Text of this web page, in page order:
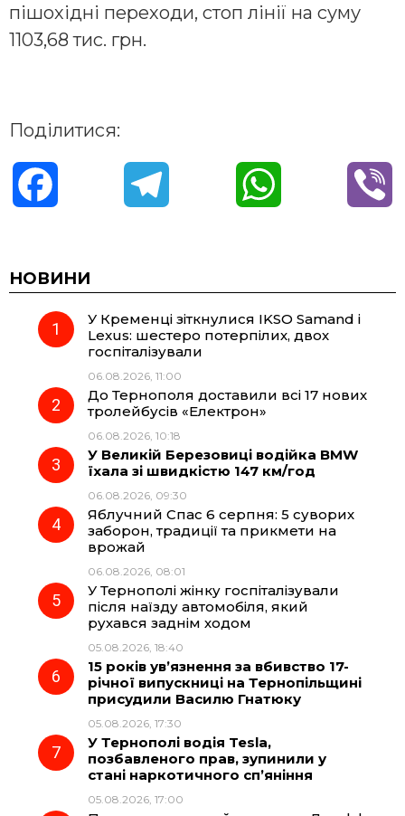
пішохідні переходи, стоп лінії на суму
1103,68 тис. грн.
Поділитися:
c
e
o
o
e
r
a
m
t
p
НОВИНИ
У Кременці зіткнулися IKSO Samand і
Lexus: шестеро потерпілих, двох
госпіталізували
06.08.2026, 11:00
До Тернополя доставили всі 17 нових
тролейбусів «Електрон»
06.08.2026, 10:18
У Великій Березовиці водійка BMW
їхала зі швидкістю 147 км/год
06.08.2026, 09:30
Яблучний Спас 6 серпня: 5 суворих
заборон, традиції та прикмети на
врожай
06.08.2026, 08:01
У Тернополі жінку госпіталізували
після наїзду автомобіля, який
рухався заднім ходом
05.08.2026, 18:40
15 років ув’язнення за вбивство 17-
річної випускниці на Тернопільщині
присудили Василю Гнатюку
05.08.2026, 17:30
У Тернополі водія Tesla,
позбавленого прав, зупинили у
стані наркотичного сп’яніння
05.08.2026, 17:00